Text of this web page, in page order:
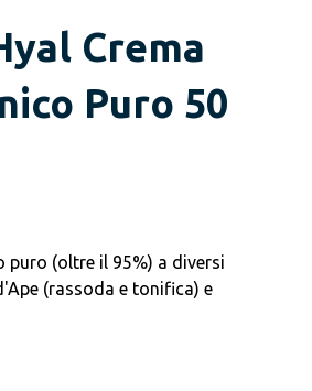
Crema
Puro 50
puro (oltre il 95%) a diversi
(rassoda e tonifica) e